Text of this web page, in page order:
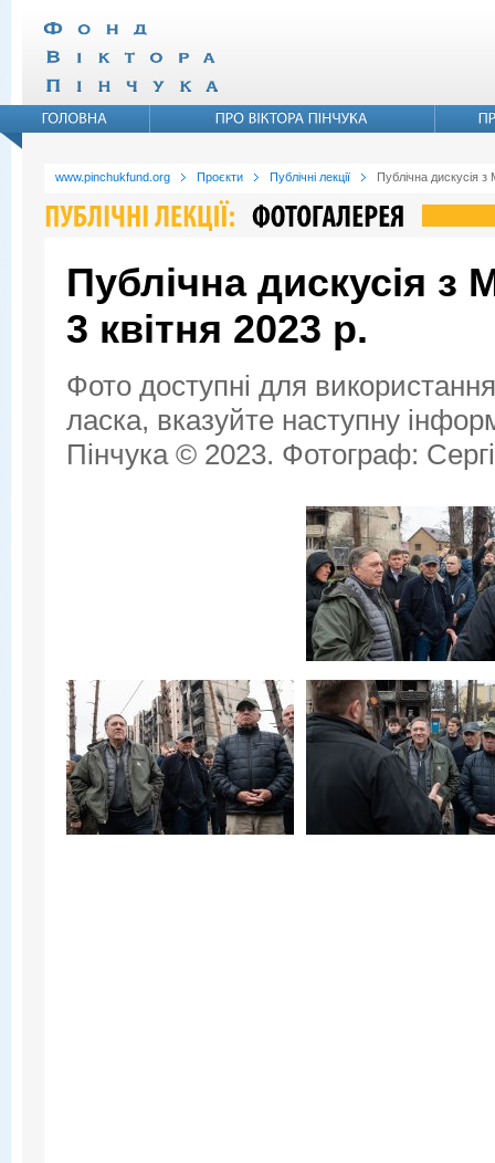
www.pinchukfund.org Проєкти Публічні лекції Публічна дискусія
Публічна дискусія
3 квітня 2023 р.
Фото доступні для
ласка, вказуйте наступну
Пінчука © 2023. Фотограф: